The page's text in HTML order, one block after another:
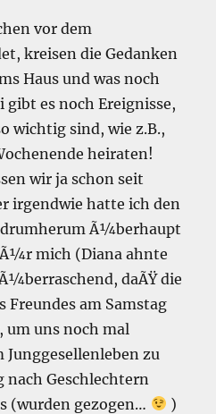
vor dem
kreisen die Gedanken
Haus und was noch
es noch Ereignisse,
wichtig sind, wie z.B.,
heiraten!
wir ja schon seit
irgendwie hatte ich den
Ã¼berhaupt
mich (Diana ahnte
daÃŸ die
Freundes am Samstag
um uns noch mal
zu
nach Geschlechtern
(wurden gezogen…
)